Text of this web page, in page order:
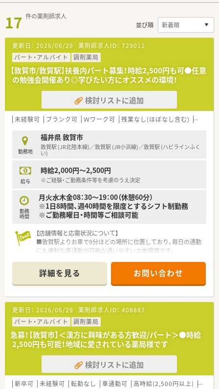
17 件の薬剤師求人
並び順
更新日： 2026/06/29 薬剤師求人ID： 729011
パート・アルバイト
調剤薬局
【敦賀市/敦賀駅】扶養内パート募集！時給2,500円も可●任意
の勉強会開催あり◎学びたい方にオススメの環境！
検討リストに追加
未経験可 ブランク可 Ｗワーク可 残業なし(ほぼなし含む) 転勤な
勤務地
福井県 敦賀市
敦賀駅 (JR北陸本線)／敦賀駅 (JR小浜線)／敦賀駅 (ハピラインふく
い)
給与
時給2,000円～2,500円
※ご経験・ご勤務条件等を考慮のうえ決定
勤務
時間
月火水木金08：30～19：00（休憩60分）
※1日8時間、週40時間を限度とするシフト制勤務
※ご勤務曜日・時間等ご相談可能
【店舗情報と応需状況について】
■敦賀駅よりお車で9分ほどの場所に位置しており、毎日の通勤
にも便利な車通勤が可能な通いやすい立地環境です。
処方箋を応需しており、落ち着いて業務に取り組めます。
■内科や外科から眼科や皮膚科など非常に多岐にわたる幅広い
科目を応需し、居宅への在宅医療にも対応しております。
【法人特徴について】
■福井県敦賀市内に4店舗を展開し、創業から80年という長い歴
史を持ち地域住民から厚い信頼を得ている老舗企業です。
■代表ご自身も現場に入って気さくにコミュニケーションを取
られているため、風通しが良く非常に働きやすい社風です。
■地域への貢献を最優先に考えて採算度外視の設備投資を行う
など、常に患者様第一の姿勢を貫いている温かい法人です。
【職場環境と雰囲気】
■薬剤師と数名の事務スタッフが在籍しており、互いに協力し合
詳細を見る お問い合わせ
更新日： 2026/06/29 薬剤師求人ID： 408887
パート・アルバイト
調剤薬局
急募！【敦賀市】＜漢方に興味がある方歓迎/パート＞●時給
2,500円も可能！地域に愛されている薬局様です
検討リストに追加
新卒可 未経験可 転勤なし 車通勤可 高時給(2,500円以上) 教育